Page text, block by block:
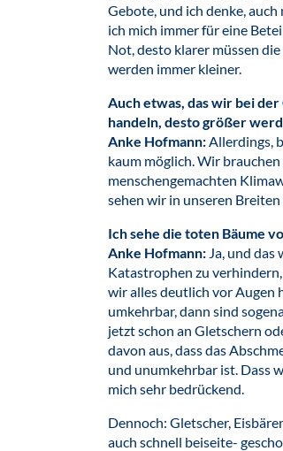
Gebote, und ich denke,
ich mich immer für eine
Not, desto klarer müssen
werden immer kleiner.
Auch etwas, das wir bei
handeln, desto größer
Anke Hofmann:Allerdings,
kaum möglich. Wir
menschengemachten
sehen wir in unseren
Ich sehe die toten Bäume
Anke Hofmann: Ja, und
Katastrophen zu
wir alles deutlich vor Augen
umkehrbar, dann sind
jetzt schon an Gletschern
davon aus, dass das
und unumkehrbar ist. Dass
mich sehr bedrückend.
Dennoch: Gletscher,
auch schnell beiseite-